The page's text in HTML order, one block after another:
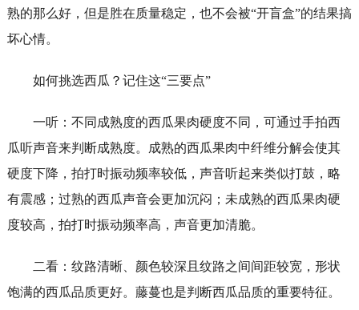
熟的那么好，但是胜在质量稳定，也不会被“开盲盒”的结果搞
坏心情。
如何挑选西瓜？记住这“三要点”
一听：不同成熟度的西瓜果肉硬度不同，可通过手拍西
瓜听声音来判断成熟度。成熟的西瓜果肉中纤维分解会使其
硬度下降，拍打时振动频率较低，声音听起来类似打鼓，略
有震感；过熟的西瓜声音会更加沉闷；未成熟的西瓜果肉硬
度较高，拍打时振动频率高，声音更加清脆。
二看：纹路清晰、颜色较深且纹路之间间距较宽，形状
饱满的西瓜品质更好。藤蔓也是判断西瓜品质的重要特征。